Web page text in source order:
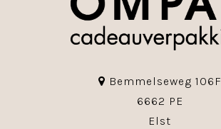
Bemmelseweg 106F
6662 PE
Elst